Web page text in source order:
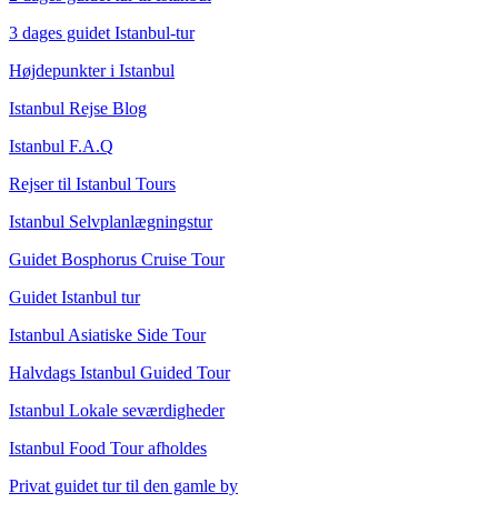
3 dages guidet Istanbul-tur
Højdepunkter i Istanbul
Istanbul Rejse Blog
Istanbul F.A.Q
Rejser til Istanbul Tours
Istanbul Selvplanlægningstur
Guidet Bosphorus Cruise Tour
Guidet Istanbul tur
Istanbul Asiatiske Side Tour
Halvdags Istanbul Guided Tour
Istanbul Lokale seværdigheder
Istanbul Food Tour afholdes
Privat guidet tur til den gamle by